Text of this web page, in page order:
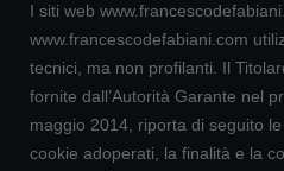
I siti web
www.francescodefabiani.com
tecnici, ma non profilanti. Il
fornite dall’Autorità Garante nel
maggio 2014, riporta di seguito
cookie adoperati, la finalità e la